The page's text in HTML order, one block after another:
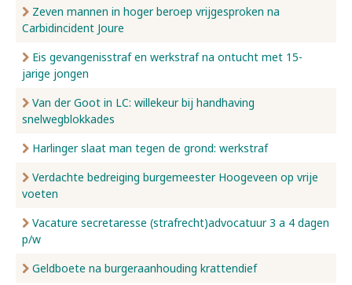
Zeven mannen in hoger beroep vrijgesproken na
Carbidincident Joure
Eis gevangenisstraf en werkstraf na ontucht met 15-
jarige jongen
Van der Goot in LC: willekeur bij handhaving
snelwegblokkades
Harlinger slaat man tegen de grond: werkstraf
Verdachte bedreiging burgemeester Hoogeveen op vrije
voeten
Vacature secretaresse (strafrecht)advocatuur 3 a 4 dagen
p/w
Geldboete na burgeraanhouding krattendief